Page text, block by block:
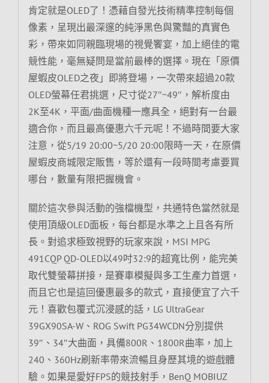
肯定就是OLED了！憑藉自發光技術精準控制每個
像素，呈現出最深邃的純淨黑色與驚豔的真實色
彩，帶來如同親臨現場的視覺饗宴，加上絕佳的電
競性能，毫無疑問是當前最棒的選擇。現在「原價
屋蝦皮OLED之夜」即將登場，一次帶來超過20款
OLED螢幕任君挑選，尺寸從27″~49″，解析度由
2K至4K，平面/曲面機種一應具全，絕對有一台最
適合你，而且最高優惠六千元呢！不過時間要大家
注意，從5/19 20:00~5/20 20:00限時一天，在原價
屋蝦皮商城限定販售，等於還有一段時間考慮要買
哪台，數量有限把握機會。
關於這次參與活動的強檔機型，共通特色當然就是
使用頂級OLED面板，每台都是水準之上且各有所
長。對追求極致視野的玩家來說，MSI MPG
491CQP QD-OLED以49吋32:9的超寬比例，能完美
取代雙螢幕拼接，是賽車模擬與多工生產力首選，
而且它也是這回優惠最多的款式，直接便宜了六千
元！喜歡包覆式沉浸感的話，LG UltraGear
39GX90SA-W、ROG Swift PG34WCDN分別提供
39″、34″大曲面，具備800R、1800R曲率，加上
240、360Hz刷新率帶來流暢且身歷其境的遊戲體
驗。如果是愛好FPS的競技射手，BenQ MOBIUZ